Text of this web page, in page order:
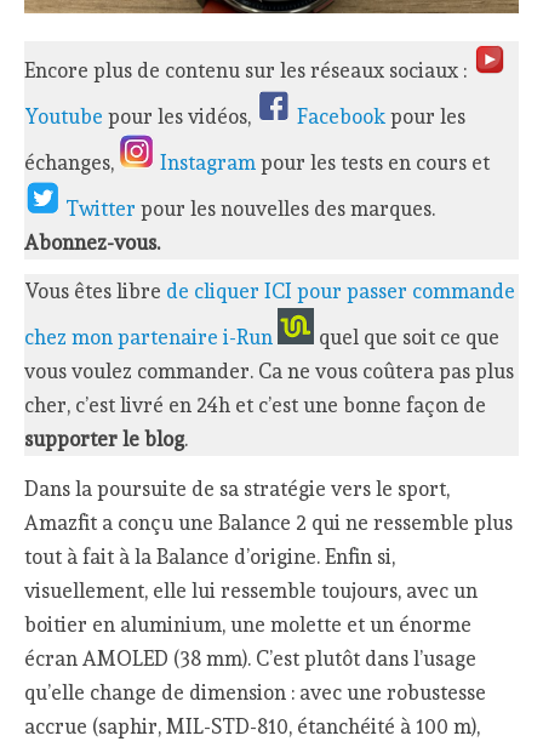
Encore plus de contenu sur les réseaux sociaux :
Youtube pour les vidéos, Facebookpour les
échanges,
Instagrampour les tests en cours et
Twitterpour les nouvelles des marques.
Abonnez-vous.
Vous êtes libre de cliquer ICI pour passer commande
chez mon partenaire i-Run
quel que soit ce que
vous voulez commander. Ca ne vous coûtera pas plus
cher, c’est livré en 24h et c’est une bonne façon de
supporter le blog.
Dans la poursuite de sa stratégie vers le sport,
Amazfit a conçu une Balance 2 qui ne ressemble plus
tout à fait à la Balance d’origine. Enfin si,
visuellement, elle lui ressemble toujours, avec un
boitier en aluminium, une molette et un énorme
écran AMOLED (38 mm). C’est plutôt dans l’usage
qu’elle change de dimension : avec une robustesse
accrue (saphir, MIL-STD-810, étanchéité à 100 m),